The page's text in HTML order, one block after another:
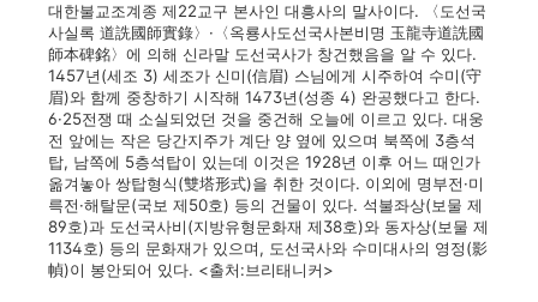
대한불교조계종 제22교구 본사인 대흥사의 말사이다. 〈도선국
사실록 道詵國師實錄〉·〈옥룡사도선국사본비명 玉龍寺道詵國
師本碑銘〉에 의해 신라말 도선국사가 창건했음을 알 수 있다.
1457년(세조 3) 세조가 신미(信眉) 스님에게 시주하여 수미(守
眉)와 함께 중창하기 시작해 1473년(성종 4) 완공했다고 한다.
6·25전쟁 때 소실되었던 것을 중건해 오늘에 이르고 있다. 대웅
전 앞에는 작은 당간지주가 계단 양 옆에 있으며 북쪽에 3층석
탑, 남쪽에 5층석탑이 있는데 이것은 1928년 이후 어느 때인가
옮겨놓아 쌍탑형식(雙塔形式)을 취한 것이다. 이외에 명부전·미
륵전·해탈문(국보 제50호) 등의 건물이 있다. 석불좌상(보물 제
89호)과 도선국사비(지방유형문화재 제38호)와 동자상(보물 제
1134호) 등의 문화재가 있으며, 도선국사와 수미대사의 영정(影
幀)이 봉안되어 있다. <출처:브리태니커>